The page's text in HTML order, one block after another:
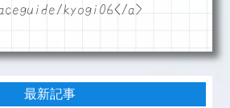
kyogi06</a>
最新記事